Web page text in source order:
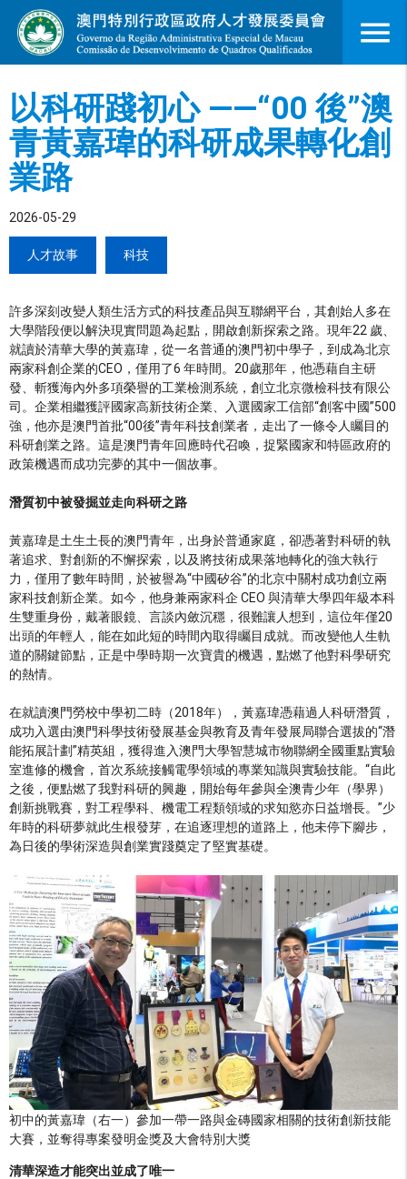
menu
以科研踐初心 ——“00 後”澳
青黃嘉瑋的科研成果轉化創
業路
2026-05-29
人才故事 科技
許多深刻改變人類生活方式的科技產品與互聯網平台，其創始人多在
大學階段便以解決現實問題為起點，開啟創新探索之路。現年22 歲、
就讀於清華大學的黃嘉瑋，從一名普通的澳門初中學子，到成為北京
兩家科創企業的CEO，僅用了6 年時間。20歲那年，他憑藉自主研
發、斬獲海內外多項榮譽的工業檢測系統，創立北京微檢科技有限公
司。企業相繼獲評國家高新技術企業、入選國家工信部“創客中國”500
強，他亦是澳門首批“00後”青年科技創業者，走出了一條令人矚目的
科研創業之路。這是澳門青年回應時代召喚，捉緊國家和特區政府的
政策機遇而成功完夢的其中一個故事。
潛質初中被發掘並走向科研之路
黃嘉瑋是土生土長的澳門青年，出身於普通家庭，卻憑著對科研的執
著追求、對創新的不懈探索，以及將技術成果落地轉化的強大執行
力，僅用了數年時間，於被譽為“中國矽谷”的北京中關村成功創立兩
家科技創新企業。如今，他身兼兩家科企 CEO 與清華大學四年級本科
生雙重身份，戴著眼鏡、言談內斂沉穩，很難讓人想到，這位年僅20
出頭的年輕人，能在如此短的時間內取得矚目成就。而改變他人生軌
道的關鍵節點，正是中學時期一次寶貴的機遇，點燃了他對科學研究
的熱情。
在就讀澳門勞校中學初二時（2018年），黃嘉瑋憑藉過人科研潛質，
成功入選由澳門科學技術發展基金與教育及青年發展局聯合選拔的“潛
能拓展計劃”精英組，獲得進入澳門大學智慧城市物聯網全國重點實驗
室進修的機會，首次系統接觸電學領域的專業知識與實驗技能。“自此
之後，便點燃了我對科研的興趣，開始每年參與全澳青少年（學界）
創新挑戰賽，對工程學科、機電工程類領域的求知慾亦日益增長。”少
年時的科研夢就此生根發芽，在追逐理想的道路上，他未停下腳步，
為日後的學術深造與創業實踐奠定了堅實基礎。
初中的黃嘉瑋（右一）參加一帶一路與金磚國家相關的技術創新技能
大賽，並奪得專案發明金獎及大會特別大獎
清華深造才能突出並成了唯一